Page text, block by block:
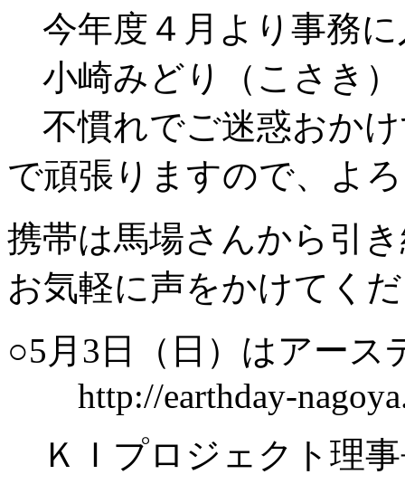
今年度４月より事務
小崎みどり（こさき
不慣れでご迷惑おか
で頑張りますので、よ
携帯は馬場さんから引
お気軽に声をかけてく
○5月3日（日）はアー
http://earthday-
ＫＩプロジェクト理